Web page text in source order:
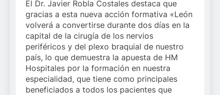
El Dr. Javier Robla Costales destaca que
gracias a esta nueva acción formativa «León
volverá a convertirse durante dos días en la
capital de la cirugía de los nervios
periféricos y del plexo braquial de nuestro
país, lo que demuestra la apuesta de HM
Hospitales por la formación en nuestra
especialidad, que tiene como principales
beneficiados a todos los pacientes que